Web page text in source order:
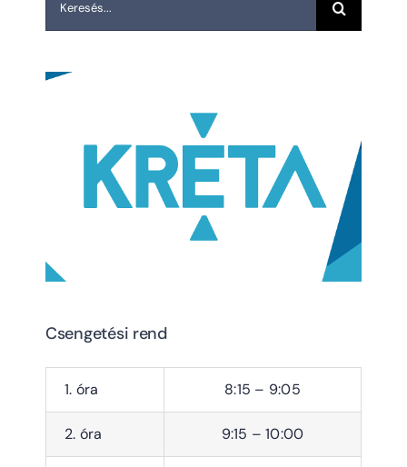
Csengetési rend
1. óra 8:15 – 9:05
2. óra 9:15 – 10:00